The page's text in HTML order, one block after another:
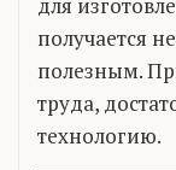
получается
полезным.
труда,
технологию.